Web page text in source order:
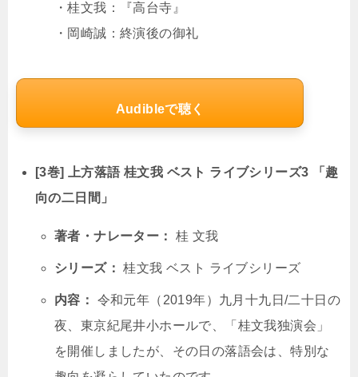
・桂文我：『高台寺』
・岡崎誠：終演後の御礼
Audibleで聴く
[3巻] 上方落語 桂文我 ベスト ライブシリーズ3 「趣
向の二日間」
著者・ナレーター： 桂 文我
シリーズ： 桂文我 ベスト ライブシリーズ
内容：
令和元年（2019年）九月十九日/二十日の
夜、東京紀尾井小ホールで、「桂文我独演会」
を開催しましたが、その日の落語会は、特別な